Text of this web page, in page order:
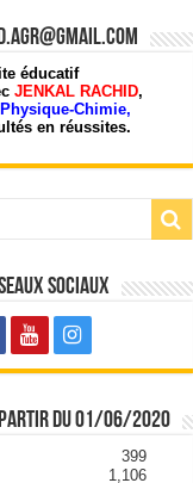
éducatif
JENKAL RACHID,
Chimie,
en réussites.
Sociaux
du 01/06/2020
399
1,106